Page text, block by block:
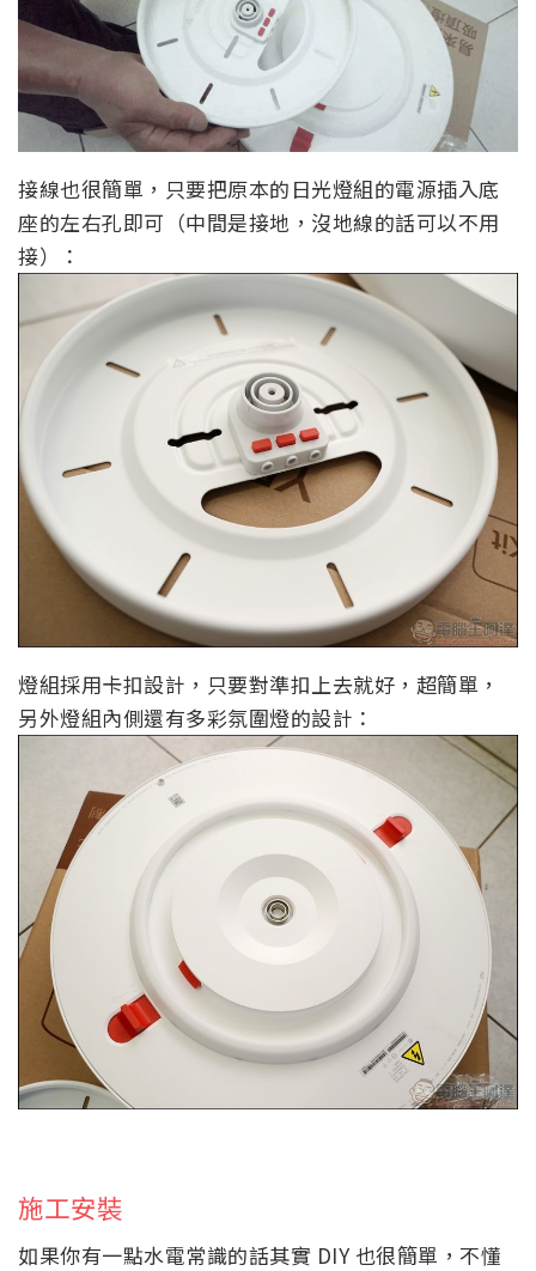
接線也很簡單，只要把原本的日光燈組的電源插入底
座的左右孔即可（中間是接地，沒地線的話可以不用
接）：
燈組採用卡扣設計，只要對準扣上去就好，超簡單，
另外燈組內側還有多彩氛圍燈的設計：
施工安裝
如果你有一點水電常識的話其實 DIY 也很簡單，不懂